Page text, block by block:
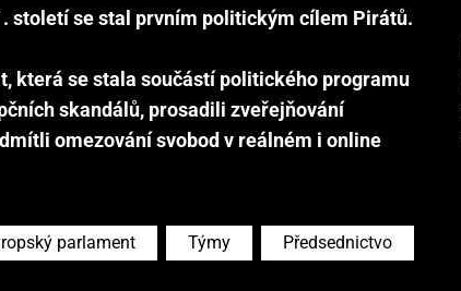
století se stal prvním politickým cílem Pirátů.
která se stala součástí politického programu
skandálů, prosadili zveřejňování
omezování svobod v reálném i online
parlament Týmy Předsednictvo